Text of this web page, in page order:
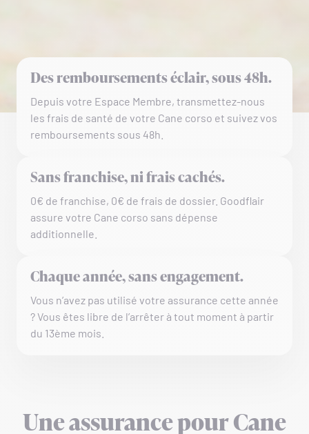
Des remboursements éclair, sous 48h.
Depuis votre Espace Membre, transmettez-nous
les frais de santé de votre Cane corso et suivez vos
remboursements sous 48h.
Sans franchise, ni frais cachés.
0€ de franchise, 0€ de frais de dossier. Goodflair
assure votre Cane corso sans dépense
additionnelle.
Chaque année, sans engagement.
Vous n’avez pas utilisé votre assurance cette année
? Vous êtes libre de l’arrêter à tout moment à partir
du 13ème mois.
Une assurance pour Cane